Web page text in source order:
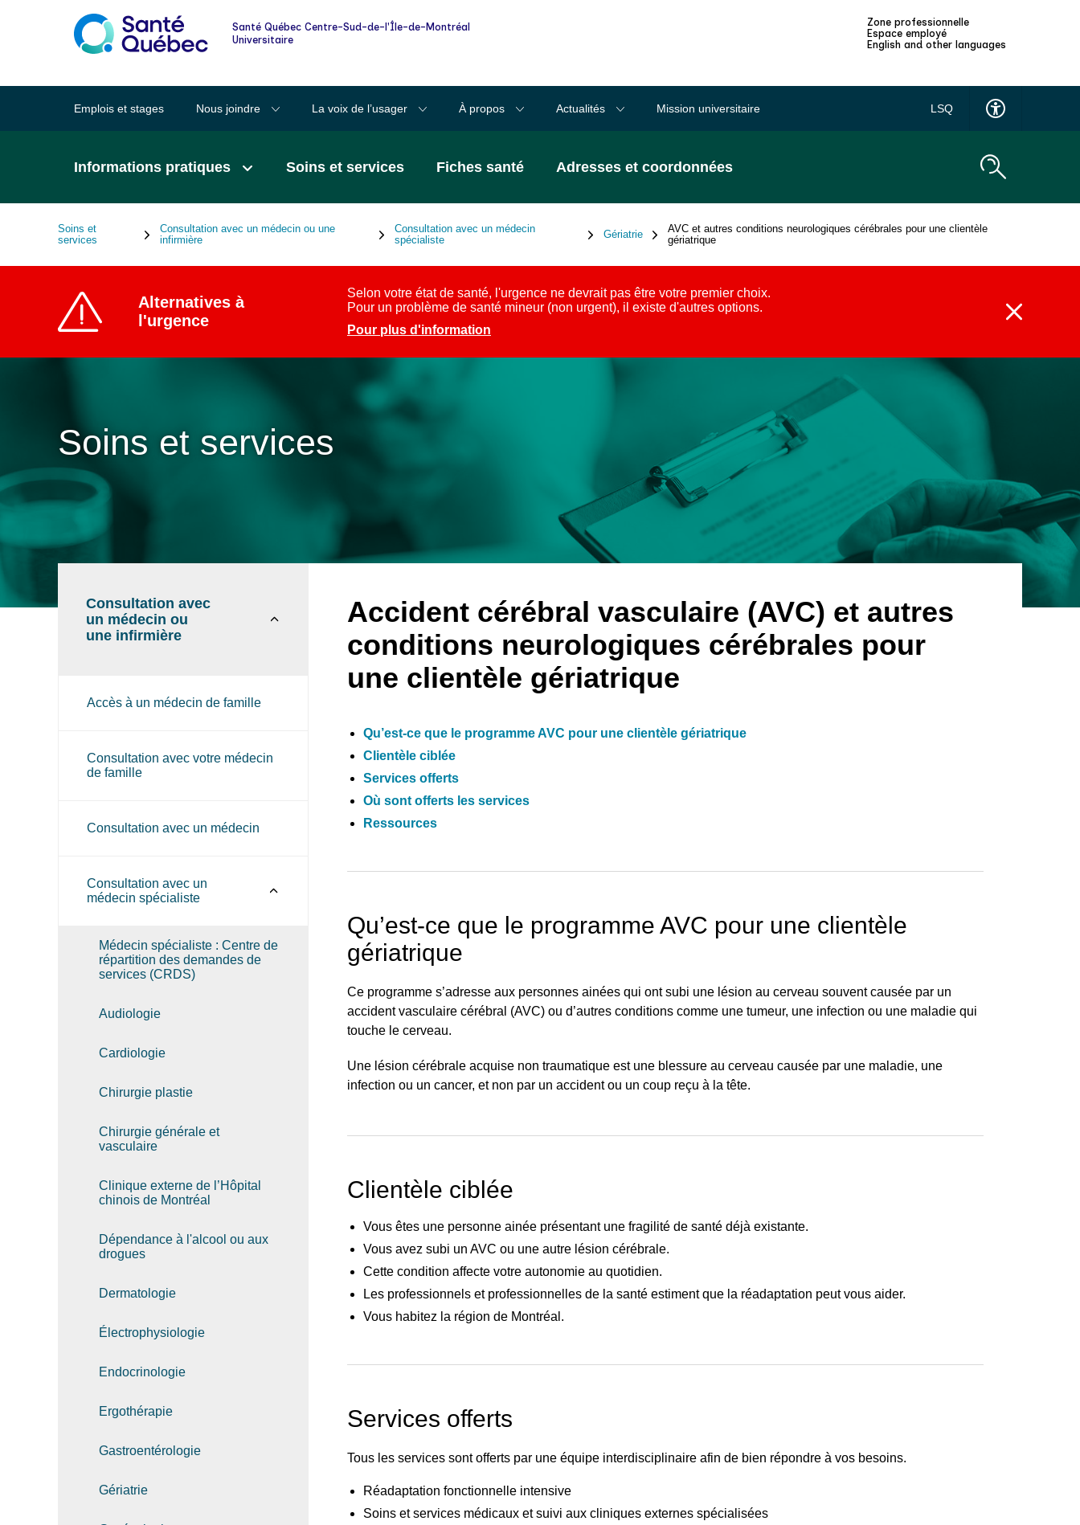
Santé Québec Centre-Sud-de-l'Île-de-Montréal
Universitaire
Zone professionnelle
Espace employé
English and other languages
Emplois et stages Nous joindre La voix de l’usager À propos Actualités Mission universitaire LSQ
Informations pratiques
Informations pour les familles et les
proches
Signalement à la DPJ
Soins et services Fiches santé Adresses et coordonnées
Soins et
services
Consultation avec un médecin ou une
infirmière
Consultation avec un médecin
spécialiste
Gériatrie
AVC et autres conditions neurologiques cérébrales pour une clientèle
gériatrique
Alternatives à
l'urgence
Selon votre état de santé, l'urgence ne devrait pas être votre premier choix.
Pour un problème de santé mineur (non urgent), il existe d'autres options.
Pour plus d'information
Fermer
Alternatives
Soins et services
Consultation avec
un médecin ou
une infirmière
Accès à un médecin de famille
Consultation avec votre médecin
de famille
Consultation avec un médecin
Consultation avec un
médecin spécialiste
Médecin spécialiste : Centre de
répartition des demandes de
services (CRDS)
Audiologie
Cardiologie
Chirurgie plastie
Chirurgie générale et
vasculaire
Clinique externe de l’Hôpital
chinois de Montréal
Dépendance à l'alcool ou aux
drogues
Dermatologie
Électrophysiologie
Endocrinologie
Ergothérapie
Gastroentérologie
Gériatrie
Accident cérébral vasculaire (AVC) et autres
conditions neurologiques cérébrales pour
une clientèle gériatrique
Qu’est-ce que le programme AVC pour une clientèle gériatrique
Clientèle ciblée
Services offerts
Où sont offerts les services
Ressources
Qu’est-ce que le programme AVC pour une clientèle
gériatrique
Ce programme s’adresse aux personnes ainées qui ont subi une lésion au cerveau souvent causée par un
accident vasculaire cérébral (AVC) ou d’autres conditions comme une tumeur, une infection ou une maladie qui
touche le cerveau.
Une lésion cérébrale acquise non traumatique est une blessure au cerveau causée par une maladie, une
infection ou un cancer, et non par un accident ou un coup reçu à la tête.
Clientèle ciblée
Vous êtes une personne ainée présentant une fragilité de santé déjà existante.
Vous avez subi un AVC ou une autre lésion cérébrale.
Cette condition affecte votre autonomie au quotidien.
Les professionnels et professionnelles de la santé estiment que la réadaptation peut vous aider.
Vous habitez la région de Montréal.
Services offerts
Tous les services sont offerts par une équipe interdisciplinaire afin de bien répondre à vos besoins.
Réadaptation fonctionnelle intensive
Soins et services médicaux et suivi aux cliniques externes spécialisées